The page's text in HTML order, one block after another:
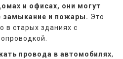
и офисах, они могут
замыкание и пожары. Это
в старых зданиях с
провода в автомобилях,